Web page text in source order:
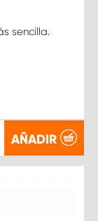
sencilla.
AÑADIR